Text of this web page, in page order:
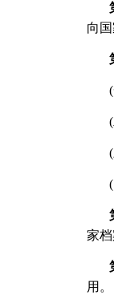
向
家档
用。